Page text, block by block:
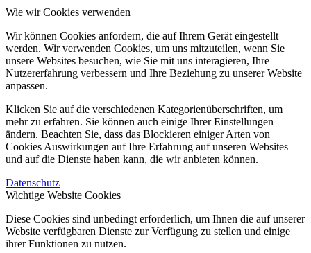
Wie wir Cookies verwenden
Wir können Cookies anfordern, die auf Ihrem Gerät eingestellt
werden. Wir verwenden Cookies, um uns mitzuteilen, wenn Sie
unsere Websites besuchen, wie Sie mit uns interagieren, Ihre
Nutzererfahrung verbessern und Ihre Beziehung zu unserer Website
anpassen.
Klicken Sie auf die verschiedenen Kategorienüberschriften, um
mehr zu erfahren. Sie können auch einige Ihrer Einstellungen
ändern. Beachten Sie, dass das Blockieren einiger Arten von
Cookies Auswirkungen auf Ihre Erfahrung auf unseren Websites
und auf die Dienste haben kann, die wir anbieten können.
Datenschutz
Wichtige Website Cookies
Diese Cookies sind unbedingt erforderlich, um Ihnen die auf unserer
Website verfügbaren Dienste zur Verfügung zu stellen und einige
ihrer Funktionen zu nutzen.